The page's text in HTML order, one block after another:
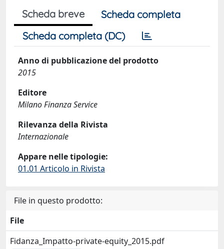
Scheda breve
Scheda completa
Scheda completa (DC)
Anno di pubblicazione del prodotto
2015
Editore
Milano Finanza Service
Rilevanza della Rivista
Internazionale
Appare nelle tipologie:
01.01 Articolo in Rivista
File in questo prodotto:
File
Fidanza_Impatto-private-equity_2015.pdf